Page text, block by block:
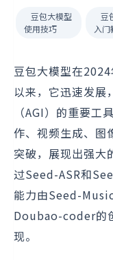
豆包大模型
使用技巧
豆
入门
豆包大模型在
以来，它迅速发展
（AGI）的重要工
作、视频生成、图
突破，展现出强大
过Seed-ASR和
能力由Seed-
Doubao-coder的
现。